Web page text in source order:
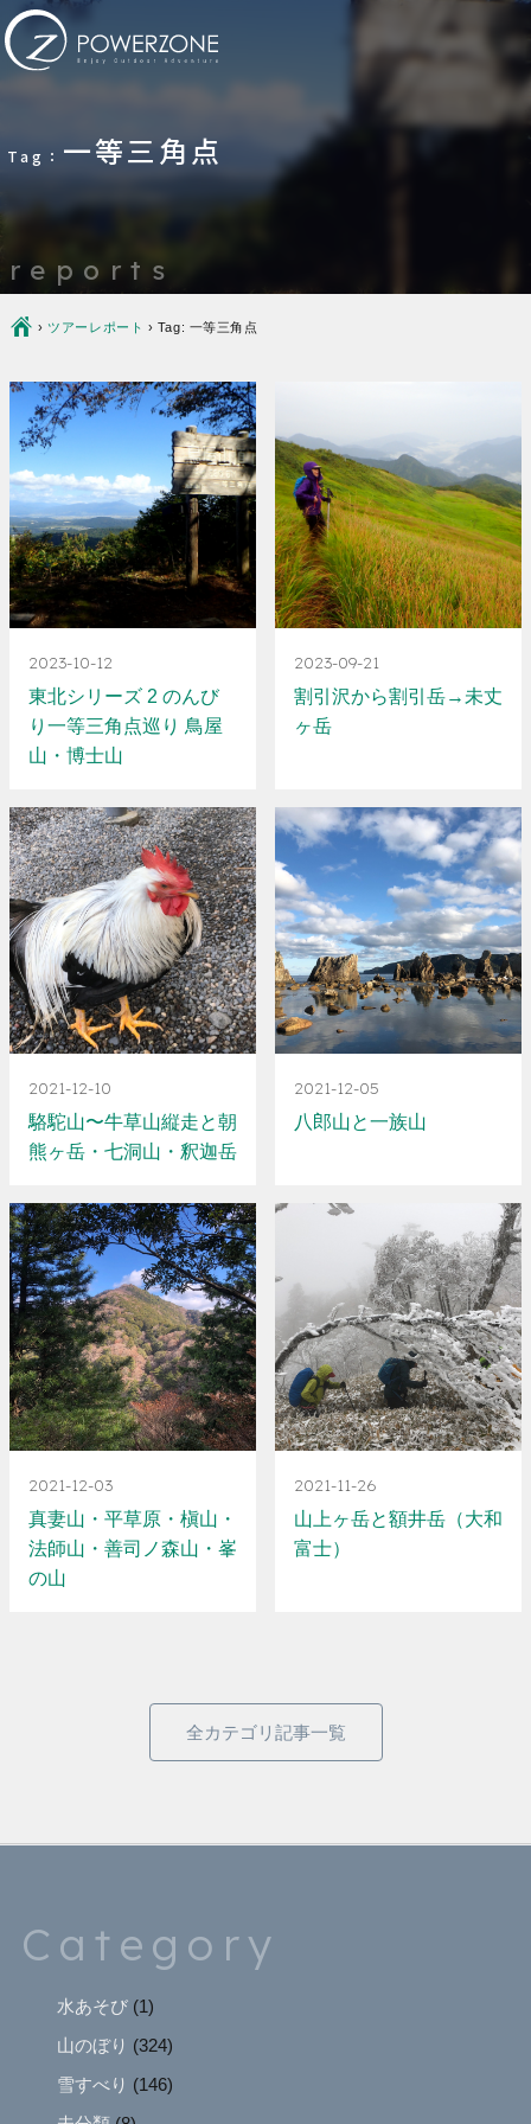
reports
Tag： 一等三角点
Ç › ツアーレポート › Tag: 一等三角点
2023-10-12
東北シリーズ 2 のんび
り一等三角点巡り 鳥屋
山・博士山
2023-09-21
割引沢から割引岳→未丈
ヶ岳
2021-12-10
駱駝山〜牛草山縦走と朝
熊ヶ岳・七洞山・釈迦岳
2021-12-05
八郎山と一族山
2021-12-03
真妻山・平草原・槇山・
法師山・善司ノ森山・峯
の山
2021-11-26
山上ヶ岳と額井岳（大和
富士）
全カテゴリ記事一覧
Category
水あそび(1)
山のぼり (324)
雪すべり (146)